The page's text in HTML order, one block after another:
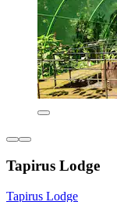
Tapirus Lodge
Tapirus Lodge